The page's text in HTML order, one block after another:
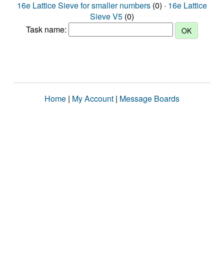
16e Lattice Sieve for smaller numbers (0) · 16e Lattice
Sieve V5 (0)
Task name:
Home | My Account | Message Boards